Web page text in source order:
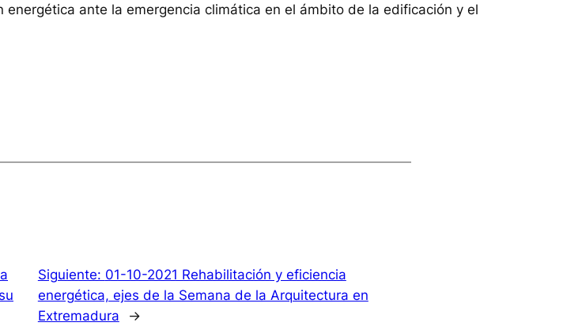
ante la emergencia climática en el ámbito de la edificación y el
Siguiente: 01-10-2021 Rehabilitación y eficiencia
energética, ejes de la Semana de la Arquitectura en
Extremadura
→